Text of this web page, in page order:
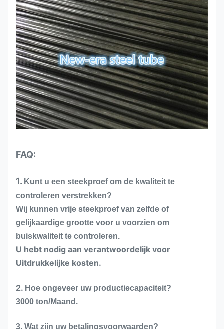
FAQ:
1. Kunt u een steekproef om de kwaliteit te
controleren verstrekken?
Wij kunnen vrije steekproef van zelfde of
gelijkaardige grootte voor u voorzien om
buiskwaliteit te controleren.
U hebt nodig aan verantwoordelijk voor
Uitdrukkelijke kosten.
2. Hoe ongeveer uw productiecapaciteit?
3000 ton/Maand.
3. Wat zijn uw betalingsvoorwaarden?